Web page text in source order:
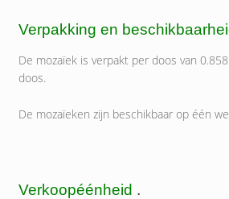
Verpakking en
De mozaïek is verpakt per doos van
doos.
De mozaïeken zijn beschikbaar op één
Verkoopéénheid .